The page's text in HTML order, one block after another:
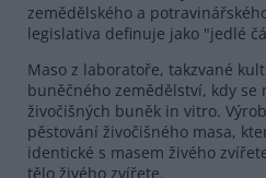
zemědělského a
legislativa definuje jako "jedlé
Maso z laboratoře, takzvané
buněčného zemědělství, kdy
živočišných buněk in vitro.
pěstování živočišného masa,
identické s masem živého
tělo živého zvířete.